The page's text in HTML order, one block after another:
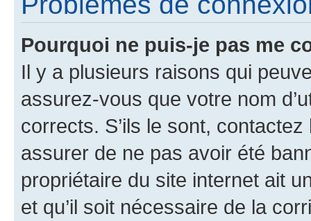
Pourquoi ne puis-je pas me
Il y a plusieurs raisons qui
assurez-vous que votre nom
corrects. S’ils le sont,
assurer de ne pas avoir été
propriétaire du site internet ait
et qu’il soit nécessaire de la